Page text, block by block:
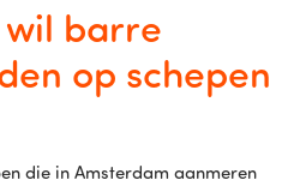
wil barre
op schepen
die in Amsterdam aanmeren